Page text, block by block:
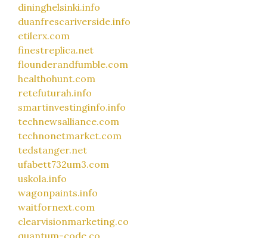
dininghelsinki.info
duanfrescariverside.info
etilerx.com
finestreplica.net
flounderandfumble.com
healthohunt.com
retefuturah.info
smartinvestinginfo.info
technewsalliance.com
technonetmarket.com
tedstanger.net
ufabett732um3.com
uskola.info
wagonpaints.info
waitfornext.com
clearvisionmarketing.co
quantum-code.co